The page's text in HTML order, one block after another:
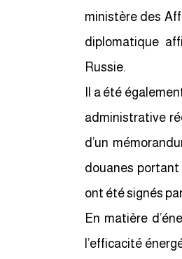
ministère des
diplomatique
Russie.
Il a été
administrative
d’un
douanes portant
ont été signés
En matière
l’efficacité